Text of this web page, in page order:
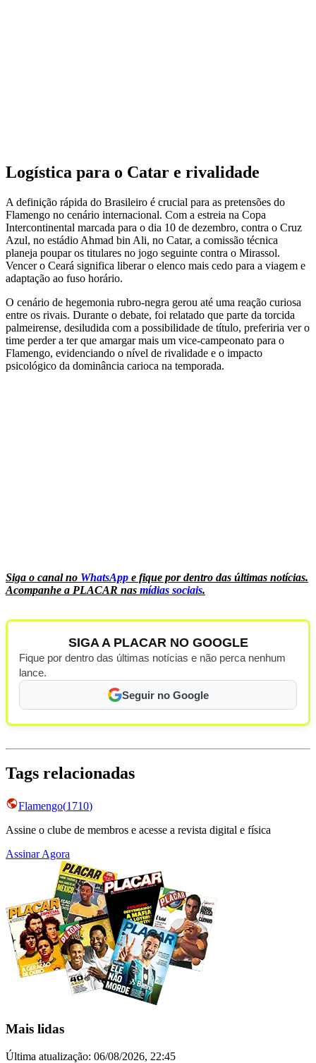
Logística para o Catar e rivalidade
A definição rápida do Brasileiro é crucial para as pretensões do
Flamengo no cenário internacional. Com a estreia na Copa
Intercontinental marcada para o dia 10 de dezembro, contra o Cruz
Azul, no estádio Ahmad bin Ali, no Catar, a comissão técnica
planeja poupar os titulares no jogo seguinte contra o Mirassol.
Vencer o Ceará significa liberar o elenco mais cedo para a viagem e
adaptação ao fuso horário.
O cenário de hegemonia rubro-negra gerou até uma reação curiosa
entre os rivais. Durante o debate, foi relatado que parte da torcida
palmeirense, desiludida com a possibilidade de título, preferiria ver o
time perder a ter que amargar mais um vice-campeonato para o
Flamengo, evidenciando o nível de rivalidade e o impacto
psicológico da dominância carioca na temporada.
Siga o canal no WhatsApp e fique por dentro das últimas notícias.
Acompanhe a PLACAR nas mídias sociais.
SIGA A PLACAR NO GOOGLE
Fique por dentro das últimas notícias e não perca nenhum
lance.
Seguir no Google
Tags relacionadas
Flamengo(1710)
Assine o clube de membros e acesse a revista digital e física
Assinar Agora
Mais lidas
Última atualização: 06/08/2026, 22:45